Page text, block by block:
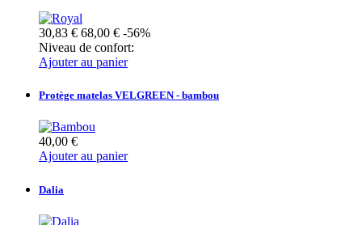
30,83 € 68,00 € -56%
Niveau de confort:
Ajouter au panier
Protège matelas VELGREEN - bambou
40,00 €
Ajouter au panier
Dalia